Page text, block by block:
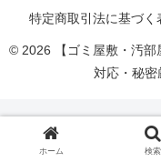
特定商取引法に基づく
© 2026 【ゴミ屋敷・汚部
対応・秘密
ホーム 検索